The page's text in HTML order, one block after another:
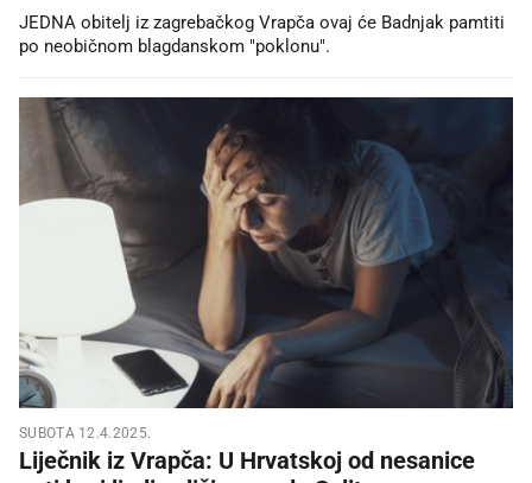
JEDNA obitelj iz zagrebačkog Vrapča ovaj će Badnjak pamtiti
po neobičnom blagdanskom "poklonu".
SUBOTA 12.4.2025.
Liječnik iz Vrapča: U Hrvatskoj od nesanice